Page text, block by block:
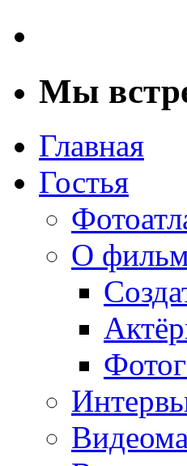
Мы
Главная
Гостья
О